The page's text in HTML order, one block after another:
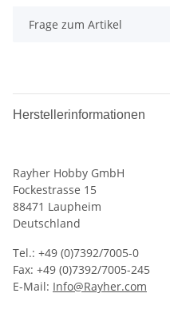
Frage zum Artikel
Herstellerinformationen
Rayher Hobby GmbH
Fockestrasse 15
88471 Laupheim
Deutschland
Tel.: +49 (0)7392/7005-0
Fax: +49 (0)7392/7005-245
E-Mail: Info@Rayher.com